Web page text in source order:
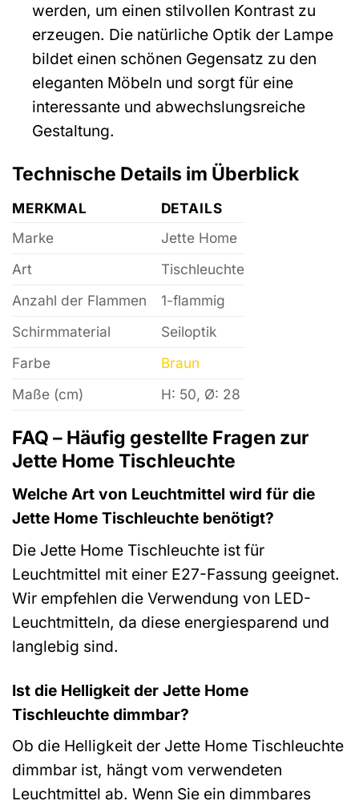
werden, um einen stilvollen Kontrast zu
erzeugen. Die natürliche Optik der Lampe
bildet einen schönen Gegensatz zu den
eleganten Möbeln und sorgt für eine
interessante und abwechslungsreiche
Gestaltung.
Technische Details im Überblick
MERKMAL
DETAILS
Marke
Jette Home
Art
Tischleuchte
Anzahl der Flammen
1-flammig
Schirmmaterial
Seiloptik
Farbe
Braun
Maße (cm)
H: 50, Ø: 28
FAQ – Häufig gestellte Fragen zur
Jette Home Tischleuchte
Welche Art von Leuchtmittel wird für die
Jette Home Tischleuchte benötigt?
Die Jette Home Tischleuchte ist für
Leuchtmittel mit einer E27-Fassung geeignet.
Wir empfehlen die Verwendung von LED-
Leuchtmitteln, da diese energiesparend und
langlebig sind.
Ist die Helligkeit der Jette Home
Tischleuchte dimmbar?
Ob die Helligkeit der Jette Home Tischleuchte
dimmbar ist, hängt vom verwendeten
Leuchtmittel ab. Wenn Sie ein dimmbares